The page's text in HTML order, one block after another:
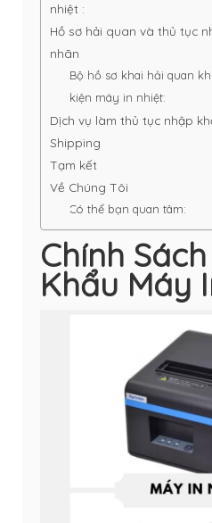
nhiệt :
Hồ sơ hải quan và thủ tục
nhãn
Bộ hồ sơ khai hải quan
kiện máy in nhiệt:
Dịch vụ làm thủ tục nhập
Shipping
Tạm kết
Về Chúng Tôi
Có thể bạn quan tâm:
Chính
Khẩu Máy